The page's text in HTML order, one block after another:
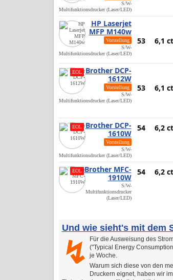
S/W-
Multifunktionsdrucker (Laser/LED)
HP Laserjet
MFP M140w
Vorstellung
S/W-
Multifunktionsdrucker (Laser/LED)
53 6,1 ct
EOL
Brother DCP-
1612W
Vorstellung
S/W-
Multifunktionsdrucker (Laser/LED)
53 6,1 ct
EOL
Brother DCP-
1610W
Vorstellung
S/W-
Multifunktionsdrucker (Laser/LED)
54 6,2 ct
EOL Brother MFC-
1910W
S/W-
Multifunktionsdrucker
(Laser/LED)
54 6,2 ct
Und wie sieht's mit dem
↯
Für die Ausweisung des
("Typical Energy
je Woche.
Warum sich diese von den
Druckern eignet, haben wir